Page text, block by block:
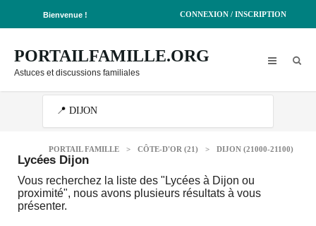
Bienvenue ! CONNEXION / INSCRIPTION
PORTAILFAMILLE.ORG
Astuces et discussions familiales
PORTAIL FAMILLE > CÔTE-D'OR (21) > DIJON (21000-21100)
Lycées Dijon
Vous recherchez la liste des "Lycées à Dijon ou
proximité", nous avons plusieurs résultats à vous
présenter.